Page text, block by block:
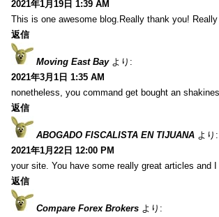
2021年1月19日 1:39 AM
This is one awesome blog.Really thank you! Really
返信
Moving East Bay より:
2021年3月1日 1:35 AM
nonetheless, you command get bought an
返信
ABOGADO FISCALISTA EN TIJUANA より:
2021年1月22日 12:00 PM
your site. You have some really great articles and
返信
Compare Forex Brokers より: